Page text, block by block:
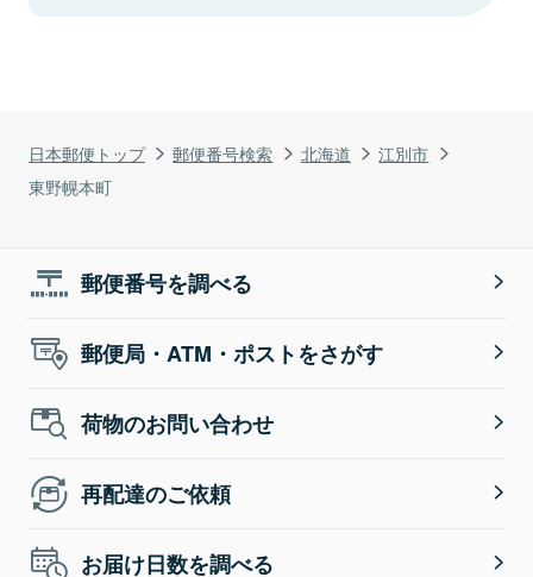
日本郵便トップ 郵便番号検索 北海道
江別市
東野幌本町
郵便番号を調べる
郵便局・ATM・ポストをさがす
荷物のお問い合わせ
再配達のご依頼
お届け日数を調べる